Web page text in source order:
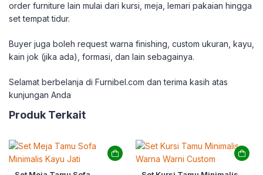
order furniture lain mulai dari kursi, meja, lemari pakaian hingga
set tempat tidur.
Buyer juga boleh request warna finishing, custom ukuran, kayu,
kain jok (jika ada), formasi, dan lain sebagainya.
Selamat berbelanja di Furnibel.com dan terima kasih atas
kunjungan Anda
Produk Terkait